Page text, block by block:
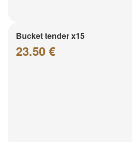
Bucket tender x15
23.50 €